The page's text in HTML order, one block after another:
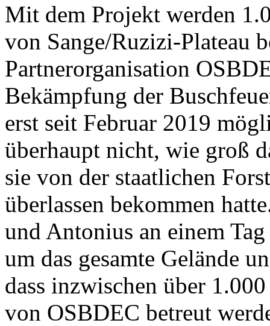
Mit dem Projekt werden
von Sange/Ruzizi-Plateau
Partnerorganisation
Bekämpfung der
erst seit Februar 2019
überhaupt nicht, wie groß
sie von der staatlichen
überlassen bekommen
und Antonius an einem
um das gesamte Gelände
dass inzwischen über
von OSBDEC betreut